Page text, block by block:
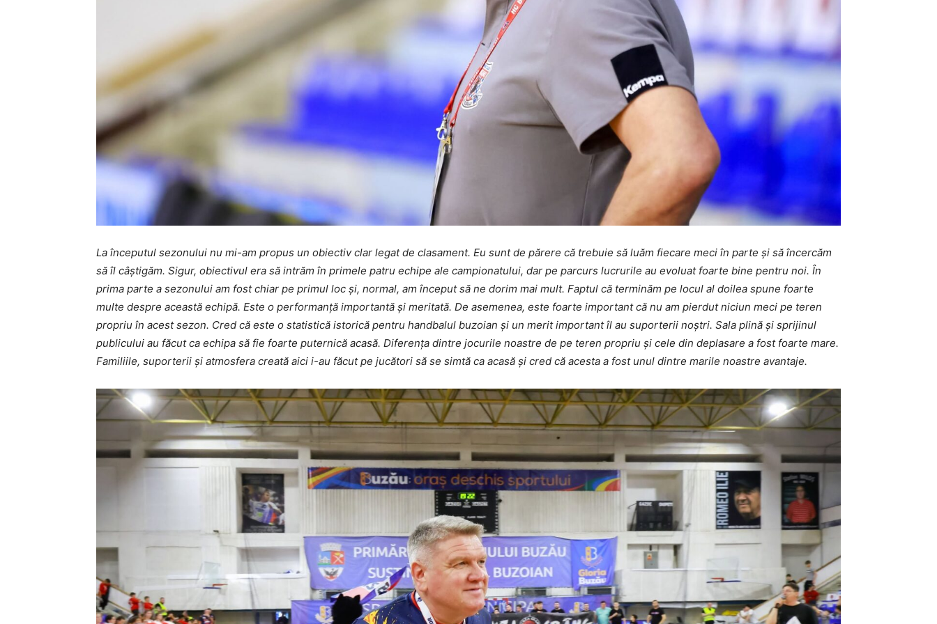
La începutul sezonului nu mi-am propus un obiectiv clar legat de clasament. Eu sunt de părere că trebuie să luăm fiecare meci în parte și să încercăm
să îl câștigăm. Sigur, obiectivul era să intrăm în primele patru echipe ale campionatului, dar pe parcurs lucrurile au evoluat foarte bine pentru noi. În
prima parte a sezonului am fost chiar pe primul loc și, normal, am început să ne dorim mai mult. Faptul că terminăm pe locul al doilea spune foarte
multe despre această echipă. Este o performanță importantă și meritată. De asemenea, este foarte important că nu am pierdut niciun meci pe teren
propriu în acest sezon. Cred că este o statistică istorică pentru handbalul buzoian și un merit important îl au suporterii noștri. Sala plină și sprijinul
publicului au făcut ca echipa să fie foarte puternică acasă. Diferența dintre jocurile noastre de pe teren propriu și cele din deplasare a fost foarte mare.
Familiile, suporterii și atmosfera creată aici i-au făcut pe jucători să se simtă ca acasă și cred că acesta a fost unul dintre marile noastre avantaje.